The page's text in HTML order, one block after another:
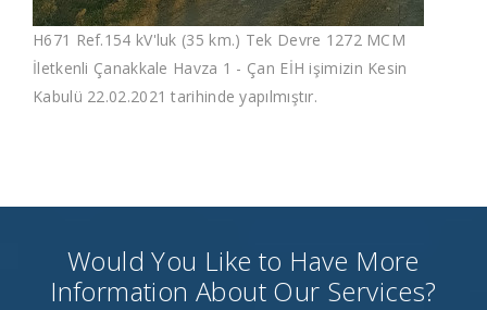
H671 Ref.154 kV'luk (35 km.) Tek Devre 1272 MCM
İletkenli Çanakkale Havza 1 - Çan EİH işimizin Kesin
Kabulü 22.02.2021 tarihinde yapılmıştır.
Would You Like to Have More
Information About Our Services?